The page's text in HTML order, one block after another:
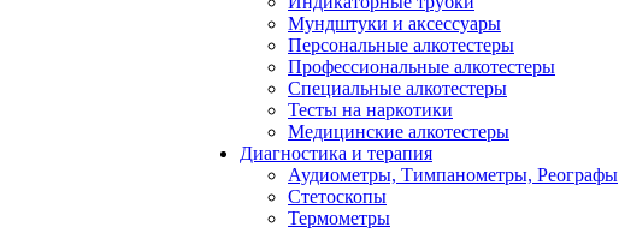
Мундштуки и аксессуары
Персональные алкотестеры
Профессиональные алкотестеры
Специальные алкотестеры
Тесты на наркотики
Медицинские алкотестеры
Диагностика и терапия
Аудиометры, Тимпанометры, Реографы
Стетоскопы
Термометры